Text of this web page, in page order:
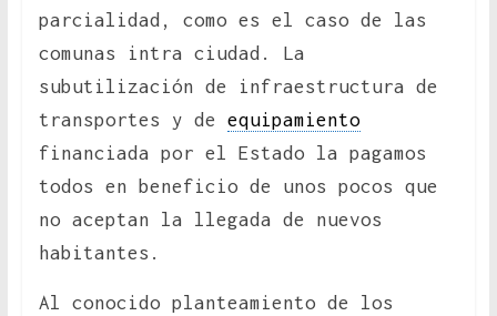
parcialidad, como es el caso de las
comunas intra ciudad. La
subutilización de infraestructura de
transportes y de equipamiento
financiada por el Estado la pagamos
todos en beneficio de unos pocos que
no aceptan la llegada de nuevos
habitantes.
Al conocido planteamiento de los